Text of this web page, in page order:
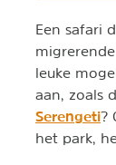
Een safari
leuke
aan, zoals
Serengeti?
het park,